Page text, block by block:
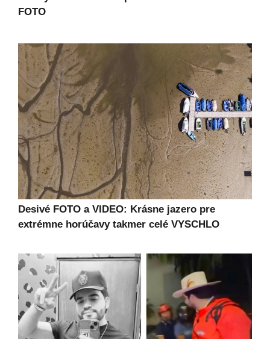
FOTO
Desivé FOTO a VIDEO: Krásne jazero pre
extrémne horúčavy takmer celé VYSCHLO